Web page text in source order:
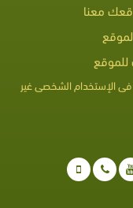
معنا
الإستخدام الشخصى غير